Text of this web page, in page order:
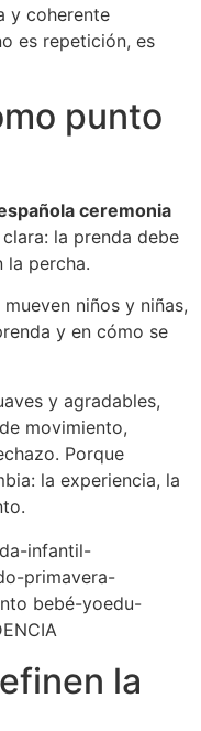
y coherente
es repetición, es
punto
ceremonia
la prenda debe
la percha.
niños y niñas,
y en cómo se
y agradables,
movimiento,
Porque
la experiencia, la
la